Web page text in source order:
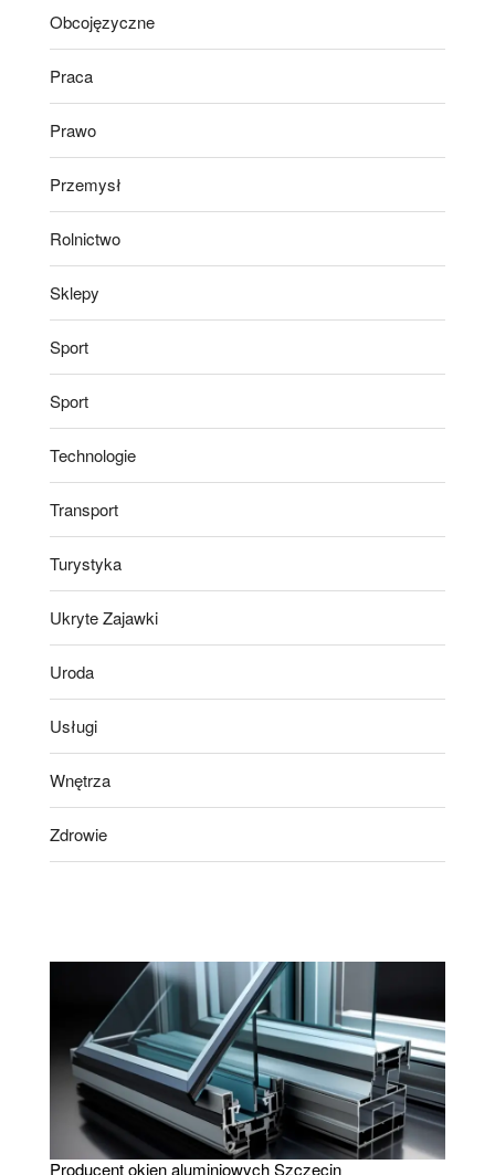
Obcojęzyczne
Praca
Prawo
Przemysł
Rolnictwo
Sklepy
Sport
Sport
Technologie
Transport
Turystyka
Ukryte Zajawki
Uroda
Usługi
Wnętrza
Zdrowie
Producent okien aluminiowych Szczecin